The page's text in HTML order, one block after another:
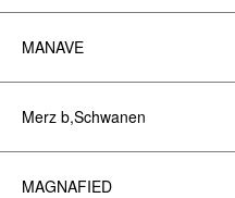
MANAVE
Merz b,Schwanen
MAGNAFIED